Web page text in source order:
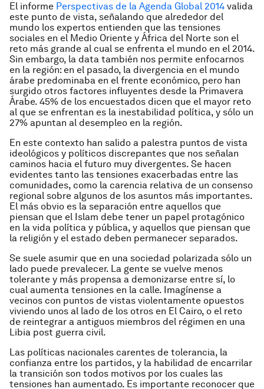
El informe Perspectivas de la Agenda Global 2014 valida
este punto de vista, señalando que alrededor del
mundo los expertos entienden que las tensiones
sociales en el Medio Oriente y África del Norte son el
reto más grande al cual se enfrenta el mundo en el 2014.
Sin embargo, la data también nos permite enfocarnos
en la región: en el pasado, la divergencia en el mundo
árabe predominaba en el frente económico, pero han
surgido otros factores influyentes desde la Primavera
Árabe. 45% de los encuestados dicen que el mayor reto
al que se enfrentan es la inestabilidad política, y sólo un
27% apuntan al desempleo en la región.
En este contexto han salido a palestra puntos de vista
ideológicos y políticos discrepantes que nos señalan
caminos hacia el futuro muy divergentes. Se hacen
evidentes tanto las tensiones exacerbadas entre las
comunidades, como la carencia relativa de un consenso
regional sobre algunos de los asuntos más importantes.
El más obvio es la separación entre aquellos que
piensan que el Islam debe tener un papel protagónico
en la vida política y pública, y aquellos que piensan que
la religión y el estado deben permanecer separados.
Se suele asumir que en una sociedad polarizada sólo un
lado puede prevalecer. La gente se vuelve menos
tolerante y más propensa a demonizarse entre sí, lo
cual aumenta tensiones en la calle. Imagínense a
vecinos con puntos de vistas violentamente opuestos
viviendo unos al lado de los otros en El Cairo, o el reto
de reintegrar a antiguos miembros del régimen en una
Libia post guerra civil.
Las políticas nacionales carentes de tolerancia, la
confianza entre los partidos, y la habilidad de encarrilar
la transición son todos motivos por los cuales las
tensiones han aumentado. Es importante reconocer que